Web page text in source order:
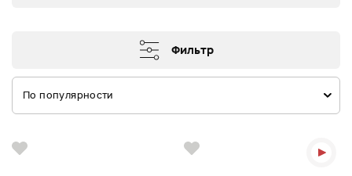
Фильтр
По популярности